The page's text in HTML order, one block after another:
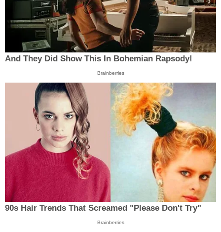
And They Did Show This In Bohemian Rapsody!
Brainberries
90s Hair Trends That Screamed "Please Don't Try"
Brainberries